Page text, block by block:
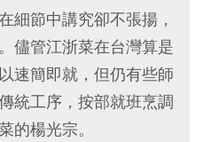
細節中講究卻不張揚，
儘管江浙菜在台灣算是
速簡即就，但仍有些師
統工序，按部就班烹調
的楊光宗。